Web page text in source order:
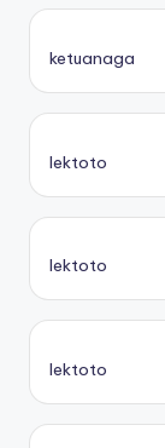
ketuanaga
lektoto
lektoto
lektoto